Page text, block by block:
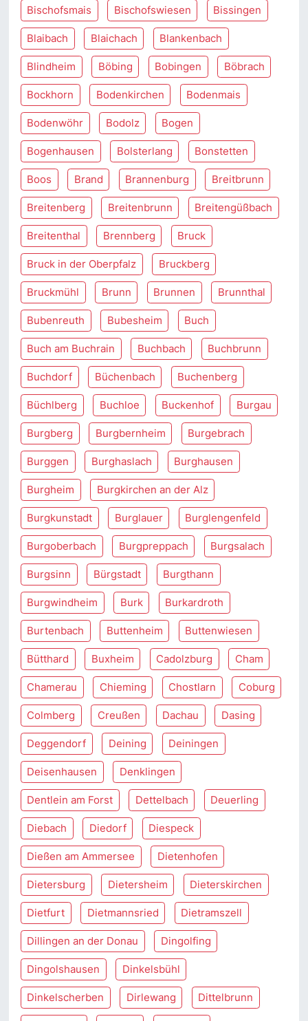
Bischofsmais Bischofswiesen Bissingen
Blaibach Blaichach Blankenbach
Blindheim Böbing Bobingen Böbrach
Bockhorn Bodenkirchen Bodenmais
Bodenwöhr Bodolz Bogen
Bogenhausen Bolsterlang Bonstetten
Boos Brand Brannenburg Breitbrunn
Breitenberg Breitenbrunn Breitengüßbach
Breitenthal Brennberg Bruck
Bruck in der Oberpfalz Bruckberg
Bruckmühl Brunn Brunnen Brunnthal
Bubenreuth Bubesheim Buch
Buch am Buchrain Buchbach Buchbrunn
Buchdorf Büchenbach Buchenberg
Büchlberg Buchloe Buckenhof Burgau
Burgberg Burgbernheim Burgebrach
Burggen Burghaslach Burghausen
Burgheim Burgkirchen an der Alz
Burgkunstadt Burglauer Burglengenfeld
Burgoberbach Burgpreppach Burgsalach
Burgsinn Bürgstadt Burgthann
Burgwindheim Burk Burkardroth
Burtenbach Buttenheim Buttenwiesen
Bütthard Buxheim Cadolzburg Cham
Chamerau Chieming Chostlarn Coburg
Colmberg Creußen Dachau Dasing
Deggendorf Deining Deiningen
Deisenhausen Denklingen
Dentlein am Forst Dettelbach Deuerling
Diebach Diedorf Diespeck
Dießen am Ammersee Dietenhofen
Dietersburg Dietersheim Dieterskirchen
Dietfurt Dietmannsried Dietramszell
Dillingen an der Donau Dingolfing
Dingolshausen Dinkelsbühl
Dinkelscherben Dirlewang Dittelbrunn